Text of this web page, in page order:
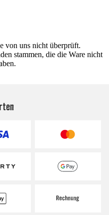
von uns nicht überprüft.
stammen, die die Ware nicht